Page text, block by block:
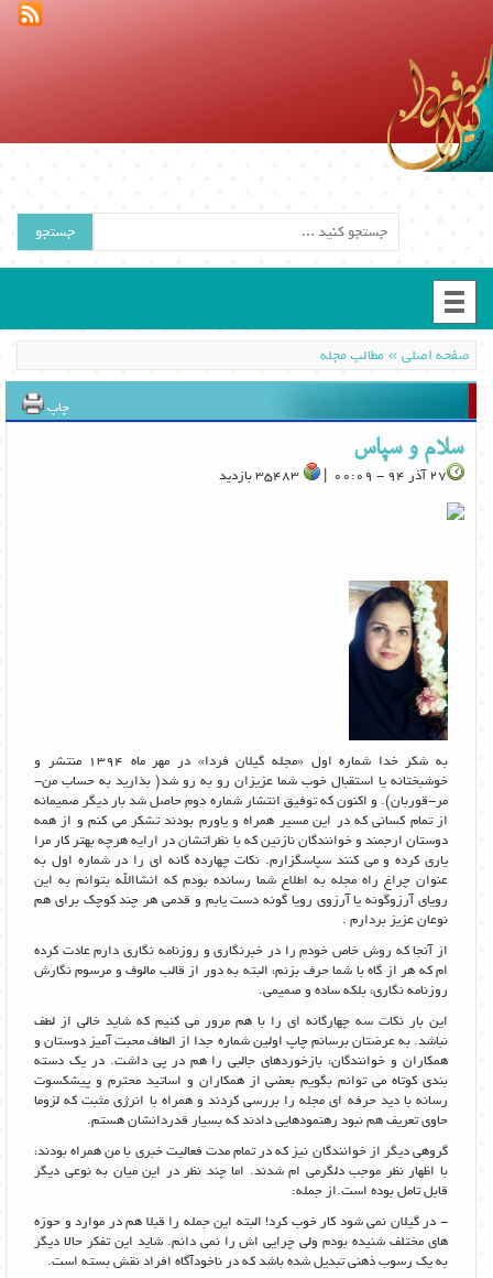
جستجو
صفحه اصلی»مطالب مجله
چاپ
سلام و سپاس
27 آذر 94 - 00:09 |
به شکر خدا شماره اول «مجله گیلان فردا» در مهر ماه 1394 منتشر و
خوشبختانه یا استقبال خوب شما عزیزان رو به رو شد( بذارید به حساب من-
مر-قوربان). و اکنون که توفیق انتشار شماره دوم حاصل شد بار دیگر صمیمانه
از تمام کسانی که در این مسیر همراه و یاورم بودند تشکر می کنم و از همه
دوستان ارجمند و خوانندگان نازنین که با نظراتشان در ارایه هرچه بهتر کار مرا
یاری کرده و می کنند سپاسگزارم. نکات چهارده گانه ای را در شماره اول به
عنوان چراغ راه مجله به اطلاع شما رسانده بودم که انشاالله بتوانم به این
رویای آرزوگونه یا آرزوی رویا گونه دست یابم و قدمی هر چند کوچک برای هم
نوعان عزیز بردارم .
از آنجا که روش خاص خودم را در خبرنگاری و روزنامه نگاری دارم عادت کرده
ام که هر از گاه با شما حرف بزنم، البته به دور از قالب مالوف و مرسوم نگارش
روزنامه نگاری، بلکه ساده و صمیمی.
این بار نکات سه چهارگانه ای را با هم مرور می کنیم که شاید خالی از لطف
نباشد. به عرضتان برسانم چاپ اولین شماره جدا از الطاف محبت آمیز دوستان و
همکاران و خوانندگان، بازخوردهای جالبی را هم در پی داشت. در یک دسته
بندی کوتاه می توانم بگویم بعضی از همکاران و اساتید محترم و پیشکسوت
رسانه با دید حرفه ای مجله را بررسی کردند و همراه با انرژی مثبت که لزوما
حاوی تعریف هم نبود رهنمودهایی دادند که بسیار قدردانشان هستم.
گروهی دیگر از خوانندگان نیز که در تمام مدت فعالیت خبری با من همراه بودند،
با اظهار نظر موجب دلگرمی ام شدند. اما چند نظر در این میان به نوعی دیگر
قابل تامل بوده است.از جمله:
- در گیلان نمی شود کار خوب کرد! البته این جمله را قبلا هم در موارد و حوزه
های مختلف شنیده بودم ولی چرایی اش را نمی دانم. شاید این تفکر حالا دیگر
به یک رسوب ذهنی تبدیل شده باشد که در ناخودآگاه افراد نقش بسته است.